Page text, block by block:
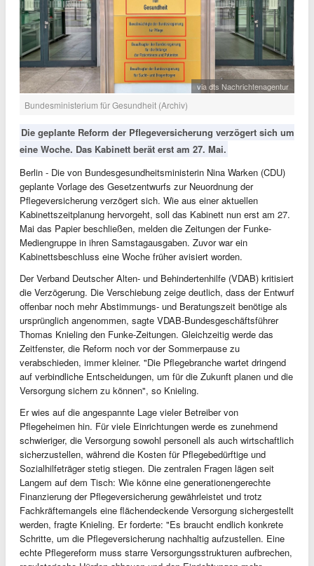
via dts Nachrichtenagentur
Bundesministerium für Gesundheit (Archiv)
Die geplante Reform der Pflegeversicherung verzögert sich um
eine Woche. Das Kabinett berät erst am 27. Mai.
Berlin - Die von Bundesgesundheitsministerin Nina Warken (CDU)
geplante Vorlage des Gesetzentwurfs zur Neuordnung der
Pflegeversicherung verzögert sich. Wie aus einer aktuellen
Kabinettszeitplanung hervorgeht, soll das Kabinett nun erst am 27.
Mai das Papier beschließen, melden die Zeitungen der Funke-
Mediengruppe in ihren Samstagausgaben. Zuvor war ein
Kabinettsbeschluss eine Woche früher avisiert worden.
Der Verband Deutscher Alten- und Behindertenhilfe (VDAB) kritisiert
die Verzögerung. Die Verschiebung zeige deutlich, dass der Entwurf
offenbar noch mehr Abstimmungs- und Beratungszeit benötige als
ursprünglich angenommen, sagte VDAB-Bundesgeschäftsführer
Thomas Knieling den Funke-Zeitungen. Gleichzeitig werde das
Zeitfenster, die Reform noch vor der Sommerpause zu
verabschieden, immer kleiner. "Die Pflegebranche wartet dringend
auf verbindliche Entscheidungen, um für die Zukunft planen und die
Versorgung sichern zu können", so Knieling.
Er wies auf die angespannte Lage vieler Betreiber von
Pflegeheimen hin. Für viele Einrichtungen werde es zunehmend
schwieriger, die Versorgung sowohl personell als auch wirtschaftlich
sicherzustellen, während die Kosten für Pflegebedürftige und
Sozialhilfeträger stetig stiegen. Die zentralen Fragen lägen seit
Langem auf dem Tisch: Wie könne eine generationengerechte
Finanzierung der Pflegeversicherung gewährleistet und trotz
Fachkräftemangels eine flächendeckende Versorgung sichergestellt
werden, fragte Knieling. Er forderte: "Es braucht endlich konkrete
Schritte, um die Pflegeversicherung nachhaltig aufzustellen. Eine
echte Pflegereform muss starre Versorgungsstrukturen aufbrechen,